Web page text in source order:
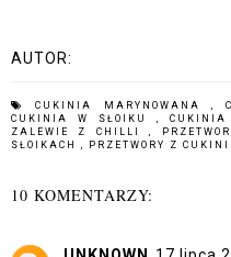
AUTOR:
CUKINIA MARYNOWANA ,
CUKINIA W SŁOIKU ,
ZALEWIE Z CHILLI,
SŁOIKACH , PRZETWORY Z CUKINII
10 KOMENTARZY: